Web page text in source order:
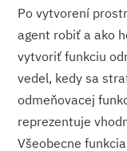
Po vytvorení
agent robiť a ako
vytvoriť funkciu
vedel, kedy sa
odmeňovacej
reprezentuje
Všeobecne